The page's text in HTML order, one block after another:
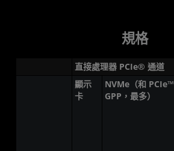
規格
直接處理器 PCIe® 通道
顯示
卡
NVMe（和 PCIe™
GPP，最多）